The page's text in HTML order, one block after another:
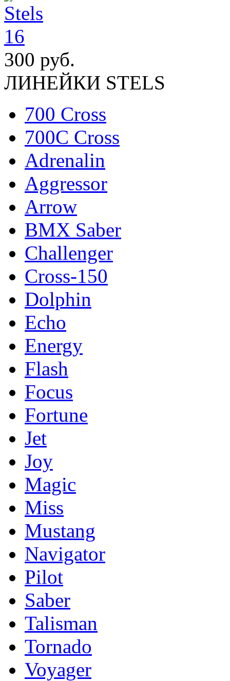
300 руб.
ЛИНЕЙКИ STELS
700 Cross
700C Cross
Adrenalin
Aggressor
Arrow
BMX Saber
Challenger
Cross-150
Dolphin
Echo
Energy
Flash
Focus
Fortune
Jet
Joy
Magic
Miss
Mustang
Navigator
Pilot
Saber
Talisman
Tornado
Voyager